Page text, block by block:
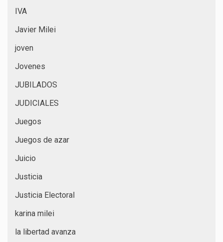
IVA
Javier Milei
joven
Jovenes
JUBILADOS
JUDICIALES
Juegos
Juegos de azar
Juicio
Justicia
Justicia Electoral
karina milei
la libertad avanza